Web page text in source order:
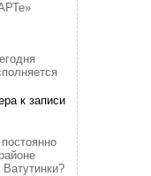
к записи